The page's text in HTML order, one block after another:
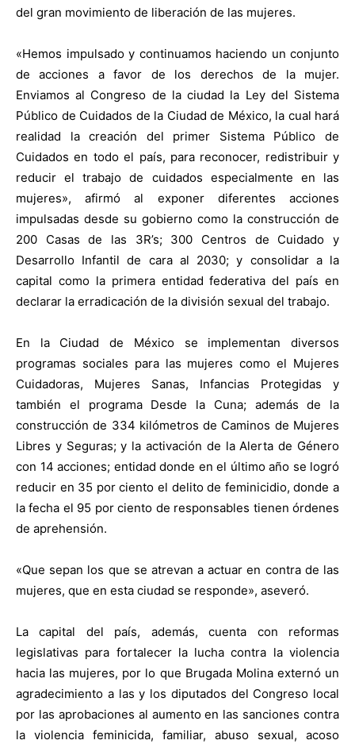
del gran movimiento de liberación de las mujeres.
«Hemos impulsado y continuamos haciendo un conjunto
de acciones a favor de los derechos de la mujer.
Enviamos al Congreso de la ciudad la Ley del Sistema
Público de Cuidados de la Ciudad de México, la cual hará
realidad la creación del primer Sistema Público de
Cuidados en todo el país, para reconocer, redistribuir y
reducir el trabajo de cuidados especialmente en las
mujeres», afirmó al exponer diferentes acciones
impulsadas desde su gobierno como la construcción de
200 Casas de las 3R’s; 300 Centros de Cuidado y
Desarrollo Infantil de cara al 2030; y consolidar a la
capital como la primera entidad federativa del país en
declarar la erradicación de la división sexual del trabajo.
En la Ciudad de México se implementan diversos
programas sociales para las mujeres como el Mujeres
Cuidadoras, Mujeres Sanas, Infancias Protegidas y
también el programa Desde la Cuna; además de la
construcción de 334 kilómetros de Caminos de Mujeres
Libres y Seguras; y la activación de la Alerta de Género
con 14 acciones; entidad donde en el último año se logró
reducir en 35 por ciento el delito de feminicidio, donde a
la fecha el 95 por ciento de responsables tienen órdenes
de aprehensión.
«Que sepan los que se atrevan a actuar en contra de las
mujeres, que en esta ciudad se responde», aseveró.
La capital del país, además, cuenta con reformas
legislativas para fortalecer la lucha contra la violencia
hacia las mujeres, por lo que Brugada Molina externó un
agradecimiento a las y los diputados del Congreso local
por las aprobaciones al aumento en las sanciones contra
la violencia feminicida, familiar, abuso sexual, acoso